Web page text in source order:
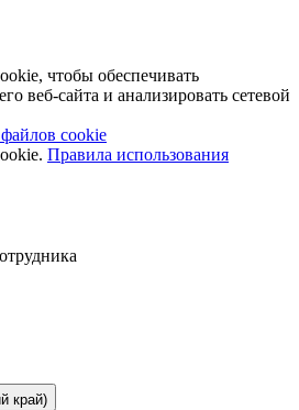
чтобы обеспечивать
веб-сайта и анализировать сетевой
cookie
Правила использования
край)